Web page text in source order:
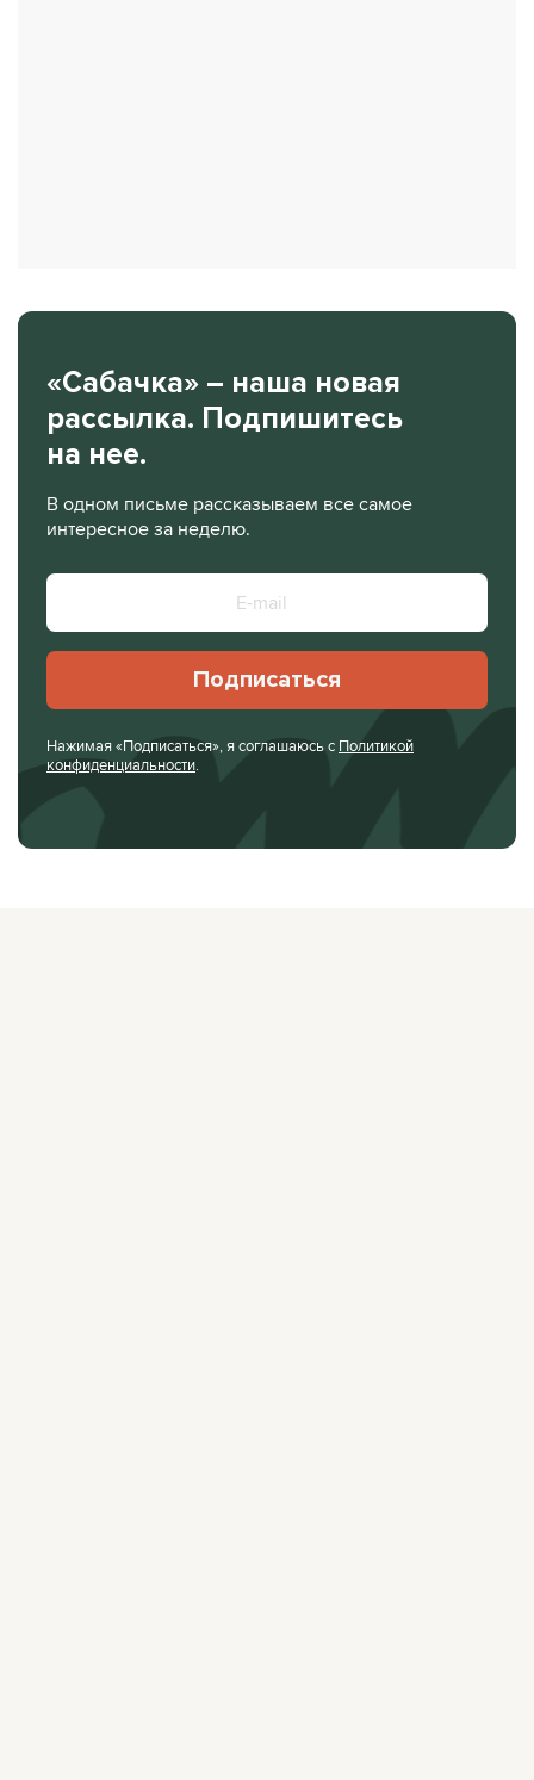
«Сабачка» – наша новая
рассылка. Подпишитесь
на нее.
В одном письме рассказываем все самое
интересное за неделю.
Подписаться
Нажимая «Подписаться», я соглашаюсь с Политикой
конфиденциальности.